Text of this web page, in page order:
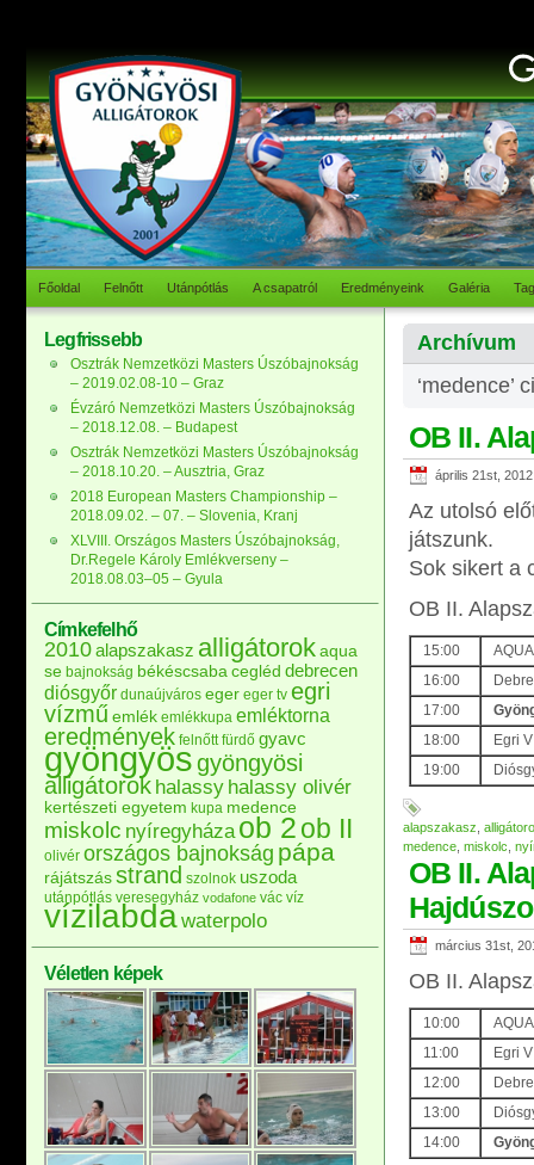
Főoldal Felnőtt Utánpótlás A csapatról Eredményeink Galéria
Archívum
‘medence’
OB II.
április 21st, 2012
Az utolsó
játszunk.
Sok sikert a
OB II.
15:00
16:00
17:00
18:00
Egri
19:00
alapszakasz
medence miskolc
OB II.
március 31st,
OB II.
10:00
11:00
Egri
12:00
13:00
14:00
Legfrissebb
Osztrák Nemzetközi Masters Úszóbajnokság
– 2019.02.08-10 – Graz
Évzáró Nemzetközi Masters Úszóbajnokság
– 2018.12.08. – Budapest
Osztrák Nemzetközi Masters Úszóbajnokság
– 2018.10.20. – Ausztria, Graz
2018 European Masters Championship –
2018.09.02. – 07. – Slovenia, Kranj
XLVIII. Országos Masters Úszóbajnokság,
Dr.Regele Károly Emlékverseny –
2018.08.03–05 – Gyula
Címkefelhő
2010alapszakasz alligátorokaqua
se bajnokság békéscsaba cegléd debrecen
diósgyőr dunaújváros eger eger tv egri
vízműemlék emlékkupa emléktorna
eredmények felnőtt fürdő gyavc
gyöngyösgyöngyösi
alligátorok halassy halassy olivér
kertészeti egyetem kupa medence
miskolc nyíregyháza ob 2ob II
olivér országos bajnokság pápa
rájátszás strand szolnok uszoda
utánpótlás veresegyház vodafone vác víz
vízilabdawaterpolo
Véletlen képek